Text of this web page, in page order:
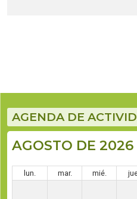
AGENDA DE
AGOSTO DE 2026
lun. mar. mié.